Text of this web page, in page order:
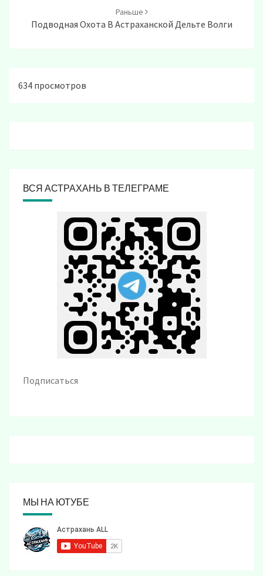
Раньше
Подводная Охота В Астраханской Дельте Волги
634 просмотров
ВСЯ АСТРАХАНЬ В ТЕЛЕГРАМЕ
Подписаться
МЫ НА ЮТУБЕ